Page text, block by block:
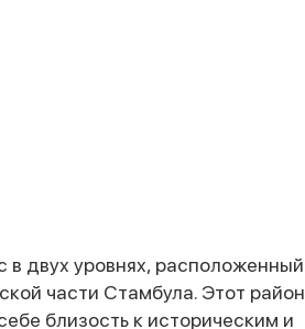
двух уровнях, расположенный
части Стамбула. Этот район
близость к историческим и